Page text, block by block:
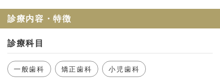
セルフチェック
診療内容・特徴
診療科目
一般歯科 矯正歯科 小児歯科